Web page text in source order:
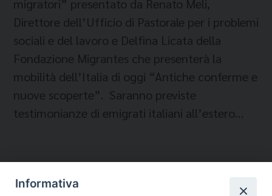
migratori” presentato da Renato Meli,
Direttore dell’Ufficio di Pastorale per i problemi
sociali e del lavoro e Delfina Licata della
Fondazione Migrantes che presenterà la
mobilità dell’Italia di oggi “Antiche conferme e
nuove scoperte”. Saranno previste
testimonianze di emigrati italiani all’estero…
Informativa